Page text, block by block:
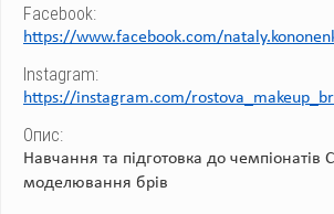
Facebook:
https://www.facebook.com/
Instagram:
https://instagram.com/
Опис:
Навчання та підготовка до чемпіонатів
моделювання брів